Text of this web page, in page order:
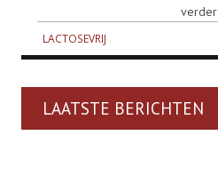
verder
LACTOSEVRIJ
LAATSTE BERICHTEN